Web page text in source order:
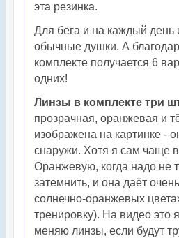
эта резинка.
Для бега и на каждый день
обычные душки. А
комплекте получается 6
одних!
Линзы в комплекте три
прозрачная, оранжевая и
изображена на картинке -
снаружи. Хотя я сам чаще
Оранжевую, когда надо не
затемнить, и она даёт
солнечно-оранжевых
тренировку). На видео это
меняю линзы, если будут